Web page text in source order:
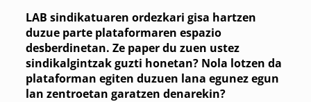
LAB sindikatuaren ordezkari gisa hartzen
duzue parte plataformaren espazio
desberdinetan. Ze paper du zuen ustez
sindikalgintzak guzti honetan? Nola lotzen da
plataforman egiten duzuen lana egunez egun
lan zentroetan garatzen denarekin?